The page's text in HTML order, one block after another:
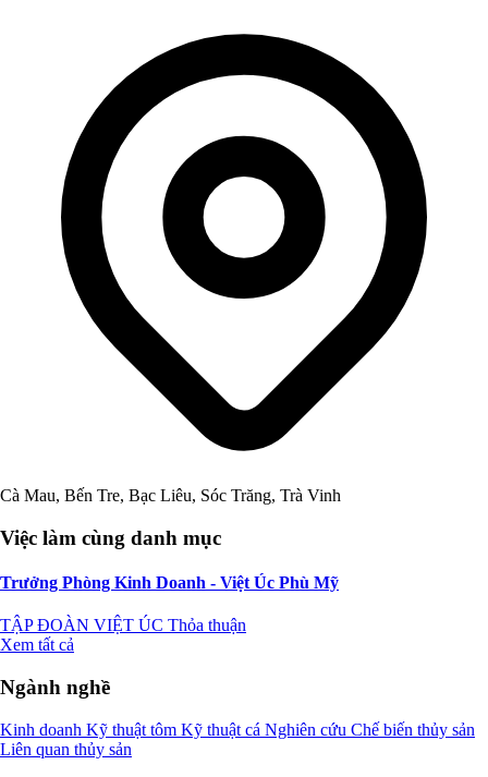
Cà Mau, Bến Tre, Bạc Liêu, Sóc Trăng, Trà Vinh
Việc làm cùng danh mục
Trưởng Phòng Kinh Doanh - Việt Úc Phù Mỹ
TẬP ĐOÀN VIỆT ÚC Thỏa thuận
Xem tất cả
Ngành nghề
Kinh doanh Kỹ thuật tôm Kỹ thuật cá Nghiên cứu Chế biến thủy sản
Liên quan thủy sản